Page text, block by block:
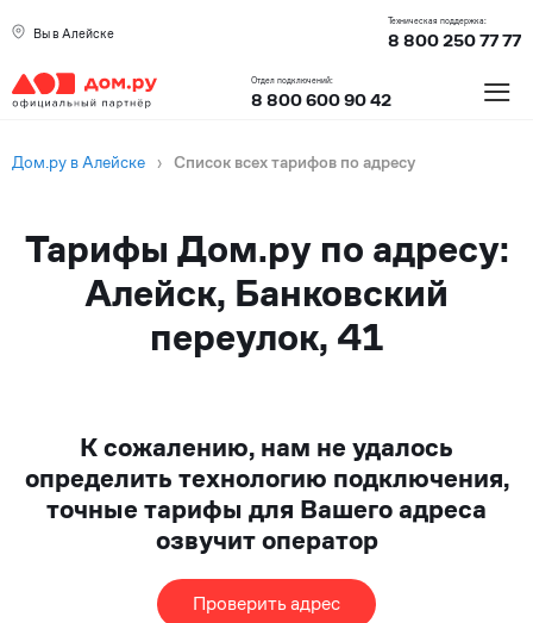
Вы в Алейске
Техническая поддержка:
8 800 250 77 77
Отдел подключений:
8 800 600 90 42 ≡
Дом.ру в Алейске › Список всех тарифов по адресу
Тарифы Дом.ру по адресу:
Алейск, Банковский
переулок, 41
К сожалению, нам не удалось
определить технологию подключения,
точные тарифы для Вашего адреса
озвучит оператор
Проверить адрес